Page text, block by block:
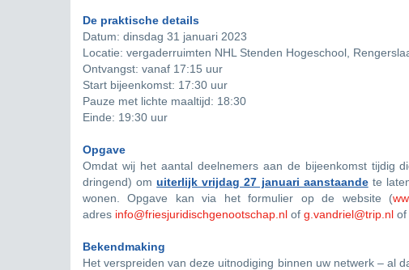
De praktische details
Datum: dinsdag 31 januari 2023
Locatie: vergaderruimten NHL Stenden Hogeschool,
Ontvangst: vanaf 17:15 uur
Start bijeenkomst: 17:30 uur
Pauze met lichte maaltijd: 18:30
Einde: 19:30 uur
Opgave
Omdat wij het aantal deelnemers aan de bijeenkomst tijdig
dringend) omuiterlijk vrijdag 27 januari aanstaandete
wonen. Opgave kan via het formulier op de website (
adres info@friesjuridischgenootschap.nl of g.vandriel@trip.nl of
Bekendmaking
Het verspreiden van deze uitnodiging binnen uw netwerk – al